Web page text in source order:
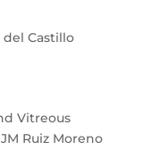
Castillo
Vitreous
Ruiz Moreno